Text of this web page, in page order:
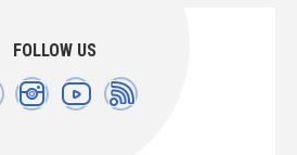
FOLLOW US